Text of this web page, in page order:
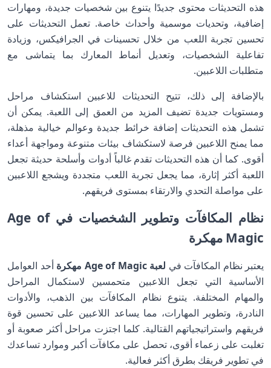
هذه التحديثات محتوى جديدًا يتنوع بين شخصيات جديدة، ومهارات
إضافية، وتحديات موسمية وأحداث خاصة. تعمل التحديثات على
تحسين تجربة اللعب من خلال تحسينات في الجرافيكس، وزيادة
تفاعلية الشخصيات، وتعديل أنماط المعارك بما يتماشى مع
متطلبات اللاعبين.
بالإضافة إلى ذلك، تتيح التحديثات للاعبين استكشاف مراحل
ومستويات جديدة تضيف المزيد من العمق إلى اللعبة. يمكن أن
تشمل هذه التحديثات إضافة خرائط جديدة وعوالم خيالية مذهلة،
مما يمنح اللاعبين فرصة لاستكشاف بيئات متنوعة ومواجهة أعداء
أقوى. كما أن هذه التحديثات تقدم غالباً أدوات وأسلحة حديثة تجعل
اللعبة أكثر إثارة، مما يجعل تجربة اللعب متجددة ويشجع اللاعبين
على مواصلة التحدي والارتقاء بمستوى فريقهم.
نظام المكافآت وتطوير الشخصيات في Age of
Magic مهكرة
يعتبر نظام المكافآت في لعبة Age of Magic مهكرة
أحد العوامل
الأساسية التي تجعل اللاعبين متحمسين لاستكمال المراحل
والمهام المختلفة. يتنوع نظام المكافآت بين الذهب، والأدوات
النادرة، وتطوير المهارات، مما يساعد اللاعبين على تحسين قوة
فريقهم واستراتيجياتهم القتالية. كلما اجتزت مراحل أكثر صعوبة أو
تغلبت على زعماء أقوى، تحصل على مكافآت أكبر وموارد تساعدك
في تطوير فريقك بطرق أكثر فعالية.